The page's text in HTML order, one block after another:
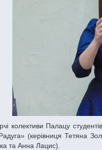
(керівниця Тетяна
та Анна Лацис).